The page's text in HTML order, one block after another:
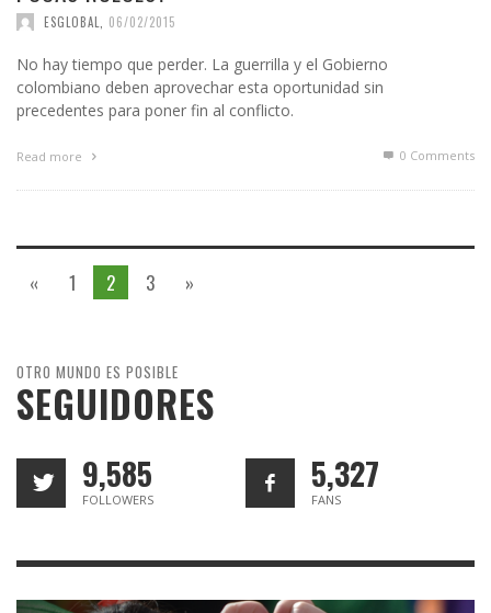
ESGLOBAL, 06/02/2015
No hay tiempo que perder. La guerrilla y el Gobierno
colombiano deben aprovechar esta oportunidad sin
precedentes para poner fin al conflicto.
Read more 0 Comments
« 1 2 3 »
OTRO MUNDO ES POSIBLE
SEGUIDORES
9,585
FOLLOWERS
5,327
FANS